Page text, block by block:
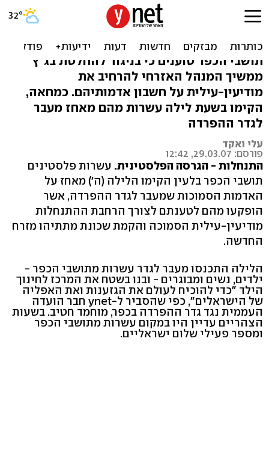
בילעין: הפלסטינים הקימו
מאחז מעבר לגדר
תושבי הכפר טוענים כי בניגוד להחלטת בג"ץ
ממשיך המנהל האזרחי להרחיב את
מודיעין-עילית על חשבון אדמותיהם. כמחאה,
הקימו בשעת לילה עשרות מהם מאחז מעבר
לגדר ההפרדה
עלי ואקד
פורסם: 29.03.07, 12:42
התנחלות - הגרסה הפלסטינית. עשרות פלסטינים
תושבי הכפר בלעין הקימו הלילה (ה') מאחז על
האדמות הסמוכות שמעבר לגדר ההפרדה, אשר
הופקעו מהם לטענתם לצורך הרחבת ההתנחלות
מודיעין-עילית הסמוכה והקמת שכונת מתתיהו מזרח
החדשה.
הלילה התכנסו מעבר לגדר עשרות מתושבי הכפר -
ילדים, נשים ומבוגרים - ובנו בשטח את המרכז לחינוך
הילד "כדי להוכיח לעולם את הגזענות ואת האפליה
של הישראלים", כפי שהסביר ל-ynet חבר הועדה
העממית נגד גדר ההפרדה בכפר, מוחמד חטיב. בשעות
הצהריים עדיין היו במקום עשרות מתושבי הכפר
ומספר פעילי שלום ישראליים.